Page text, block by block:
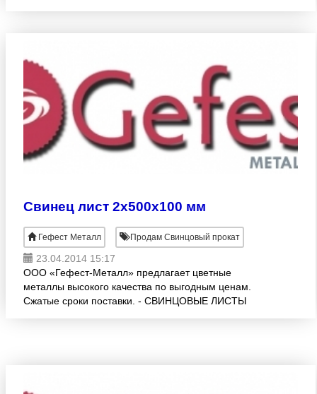
Свинец лист 2х500х100 мм
Гефест Металл Продам Свинцовый прокат
23.04.2014 15:17
ООО «Гефест-Металл» предлагает цветные
металлы высокого качества по выгодным ценам.
Сжатые сроки поставки. - СВИНЦОВЫЕ ЛИСТЫ